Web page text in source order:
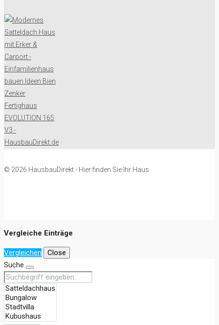
© 2026 HausbauDirekt - Hier finden Sie Ihr Haus
Vergleiche Einträge
Vergleichen
Close
Suche